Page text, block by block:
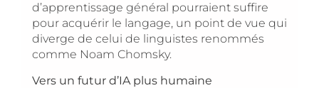
d’apprentissage général pourraient suffire
pour acquérir le langage, un point de vue qui
diverge de celui de linguistes renommés
comme Noam Chomsky.
Vers un futur d’IA plus humaine